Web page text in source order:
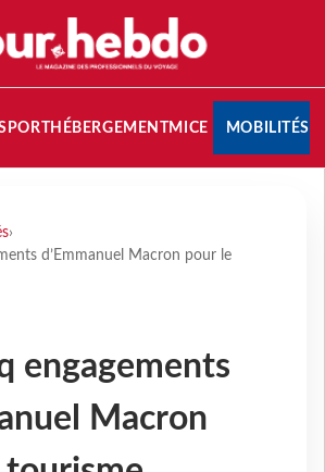
HÉBERGEMENTMICE MOBILITÉS
›
d’Emmanuel Macron pour le
engagements
Macron